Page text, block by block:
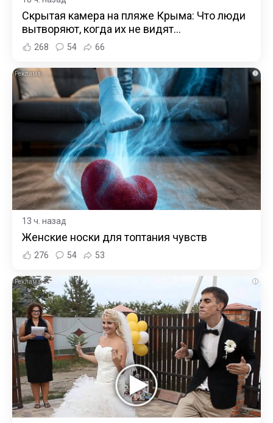
Скрытая камера на пляже Крыма: Что люди
вытворяют, когда их не видят...
268 54 66
i
13 ч. назад
Женские носки для топтания чувств
276 54 53
i